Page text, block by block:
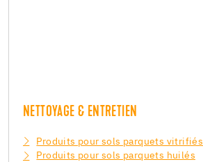
NETTOYAGE & ENTRETIEN
Produits pour sols parquets vitrifiés
Produits pour sols parquets huilés